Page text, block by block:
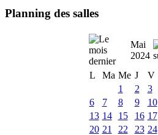
Planning des salles
Mai
2024
L
Ma Me J V
1
2 3
6
7 8 9 10
13 14 15 16 17
20 21 22 23 24